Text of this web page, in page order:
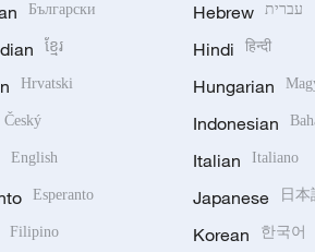
Български
ខ្មែរ
Hrvatski
Český
English
Esperanto
Filipino
Hebrew עברית
Hindi हिन्दी
Hungarian
Indonesian
Italian Italiano
Japanese 日本
Korean 한국어